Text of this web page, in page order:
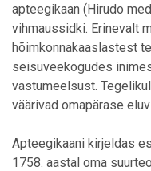
apteegikaan (Hirudo
vihmaussidki. Erinevalt
hõimkonnakaaslastest
seisuveekogudes
vastumeelsust.
väärivad omapärase
Apteegikaani kirjeldas
1758. aastal oma